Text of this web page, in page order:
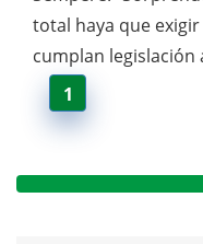
total haya que
cumplan legislación
1